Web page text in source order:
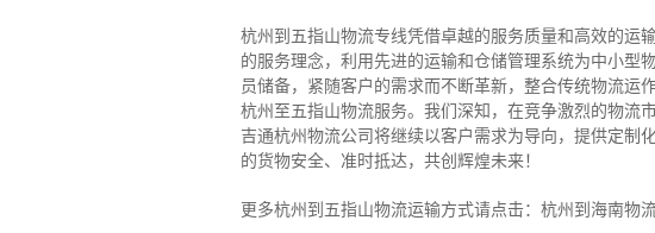
杭州到五指山物流专线凭借卓越的服务质量和高效的运
的服务理念，利用先进的运输和仓储管理系统为中小型
员储备，紧随客户的需求而不断革新，整合传统物流运
杭州至五指山物流服务。 我们深知，在竞争激烈的物流
吉通杭州物流公司将继续以客户需求为导向，提供定制
的货物安全、准时抵达，共创辉煌未来！
更多杭州到五指山物流运输方式请点击：杭州到海南物